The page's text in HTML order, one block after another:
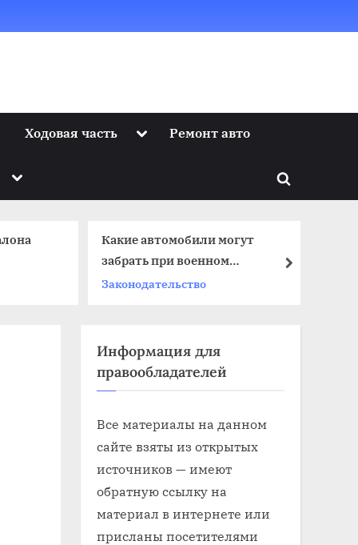
Ходовая часть ToggleРемонт авто
Toggle
menu
Toggle
Какие автомобили могут
забрать при военном
положении и мобилизации
Законодательство
next
Информация для
правообладателей
Все материалы на данном
сайте взяты из открытых
источников — имеют
обратную ссылку на
материал в интернете или
присланы посетителями